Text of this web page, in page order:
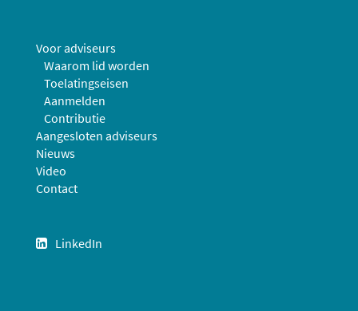
Voor adviseurs
Waarom lid worden
Toelatingseisen
Aanmelden
Contributie
Aangesloten adviseurs
Nieuws
Video
Contact
LinkedIn